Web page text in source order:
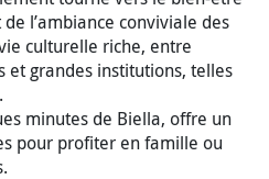
l’ambiance conviviale des
culturelle riche, entre
et grandes institutions, telles
minutes de Biella, offre un
pour profiter en famille ou